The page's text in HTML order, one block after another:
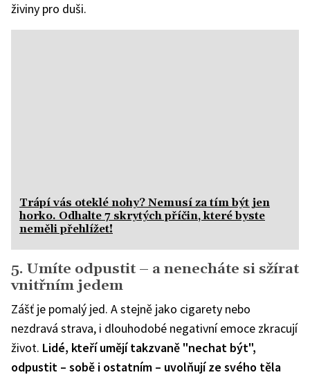
živiny pro duši.
Trápí vás oteklé nohy? Nemusí za tím být jen
horko. Odhalte 7 skrytých příčin, které byste
neměli přehlížet!
5. Umíte odpustit – a nenecháte si sžírat
vnitřním jedem
Zášť je pomalý jed. A stejně jako cigarety nebo
nezdravá strava, i dlouhodobé negativní emoce zkracují
život. Lidé, kteří umějí takzvaně "nechat být",
odpustit – sobě i ostatním – uvolňují ze svého těla